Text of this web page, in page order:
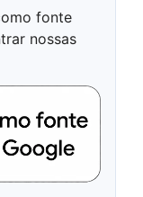
fonte
nossas